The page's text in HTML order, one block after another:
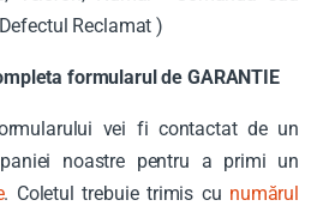
Reclamat )
formularul de GARANTIE
vei fi contactat de un
noastre pentru a primi un
. Coletul trebuie trimis cu numărul